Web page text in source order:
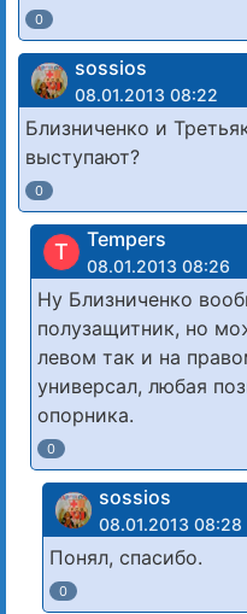
0
sossios
08.01.2013 08:22
Близниченко и
выступают?
0
T Tempers
08.01.2013 08:26
Ну Близниченко
полузащитник, но
левом так и на
универсал, любая
опорника.
0
sossios
08.01.2013 08:28
Понял, спасибо.
0